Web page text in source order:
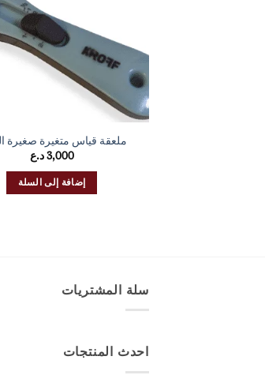
ملعقة قياس متغيرة صغيرة
3,000د.ع
إضافة إلى السلة
سلة المشتريات
احدث المنتجات